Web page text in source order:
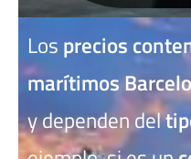
Los precios
marítimos
y dependen del